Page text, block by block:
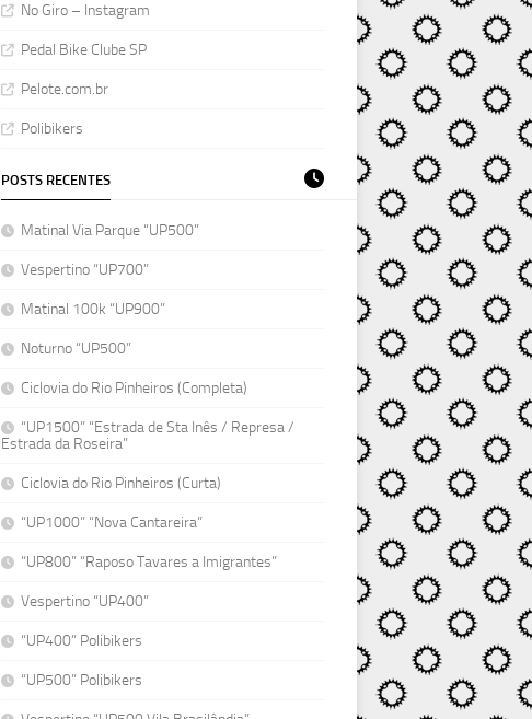
No Giro – Instagram
Pedal Bike Clube SP
Pelote.com.br
Polibikers
POSTS RECENTES
Matinal Via Parque “UP500”
Vespertino “UP700”
Matinal 100k “UP900”
Noturno “UP500”
Ciclovia do Rio Pinheiros (Completa)
“UP1500” “Estrada de Sta Inês / Represa /
Estrada da Roseira”
Ciclovia do Rio Pinheiros (Curta)
“UP1000” “Nova Cantareira”
“UP800” “Raposo Tavares a Imigrantes”
Vespertino “UP400”
“UP400” Polibikers
“UP500” Polibikers